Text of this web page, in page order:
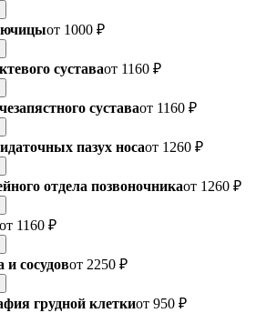
от 1000 ₽
суставаот 1160 ₽
суставаот 1160 ₽
пазух носаот 1260 ₽
отдела позвоночникаот 1260 ₽
от 1160 ₽
и сосудовот 2250 ₽
грудной клеткиот 950 ₽